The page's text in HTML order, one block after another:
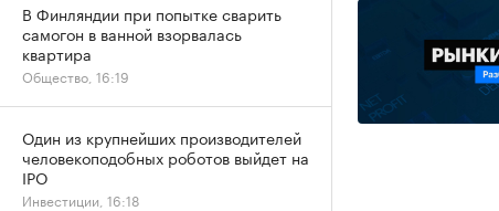
В Финляндии при попытке сварить
самогон в ванной взорвалась
квартира
Общество, 16:19
Один из крупнейших производителей
человекоподобных роботов выйдет на
IPO
Инвестиции, 16:18